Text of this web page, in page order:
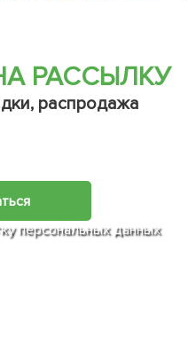
РАССЫЛКУ
распродажа
персональных данных